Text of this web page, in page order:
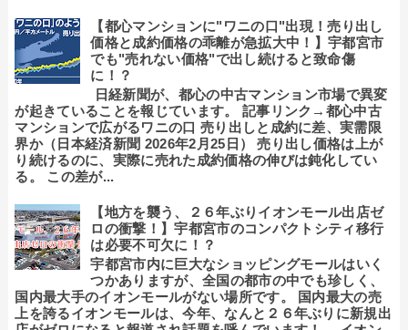
【都心マンションに"ワニの口"出現！売り出し
価格と成約価格の乖離が急拡大中！】宇都宮市
でも"売れない価格"で出し続けると致命傷
に！？
日経新聞が、都心の中古マンション市場で異変
が起きていることを報じています。 記事リンク→都心中古
マンションで広がるワニの口 売り出しと成約に差、実需限
界か（日本経済新聞 2026年2月25日） 売り出し価格は上が
り続けるのに、実際に売れた成約価格の伸びは鈍化してい
る。 この差が...
【地方を襲う、２６年ぶりイオンモール出店ゼ
ロの衝撃！】宇都宮市のコンパクトシティ移行
は必要不可欠に！？
宇都宮市内に巨大なショッピングモールはいく
つかありますが、全国の都市の中でも珍しく、
国内最大手のイオンモールがない場所です。 国内最大の売
上を誇るイオンモールは、今年、なんと２６年ぶりに新規出